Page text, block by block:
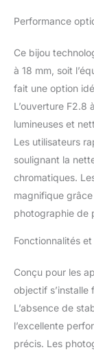
Performance
Ce bijou
à 18 mm, soit
fait une option
L’ouverture F2.8
lumineuses et
Les utilisateurs
soulignant la
chromatiques.
magnifique
photographie de
Fonctionnalités
Conçu pour les
objectif
L’absence de
l’excellente
précis. Les